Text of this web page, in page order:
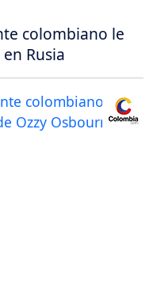
colombiano le
Rusia